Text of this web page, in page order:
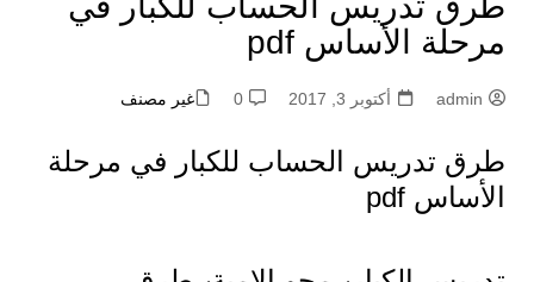
مرحلة الأساس pdf
admin أكتوبر 3, 2017 0 غير مصنف
طرق تدريس الحساب للكبار في مرحلة
الأساس pdf